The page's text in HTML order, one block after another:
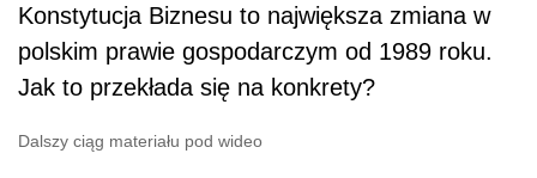
Konstytucja Biznesu to największa zmiana w
polskim prawie gospodarczym od 1989 roku.
Jak to przekłada się na konkrety?
Dalszy ciąg materiału pod wideo